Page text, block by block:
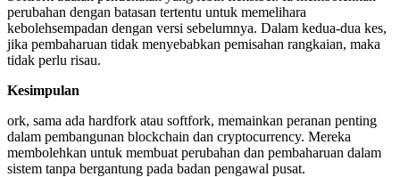
perubahan dengan batasan tertentu untuk memelihara
kebolehsempadan dengan versi sebelumnya. Dalam kedua-dua kes,
jika pembaharuan tidak menyebabkan pemisahan rangkaian, maka
tidak perlu risau.
Kesimpulan
ork, sama ada hardfork atau softfork, memainkan peranan penting
dalam pembangunan blockchain dan cryptocurrency. Mereka
membolehkan untuk membuat perubahan dan pembaharuan dalam
sistem tanpa bergantung pada badan pengawal pusat.